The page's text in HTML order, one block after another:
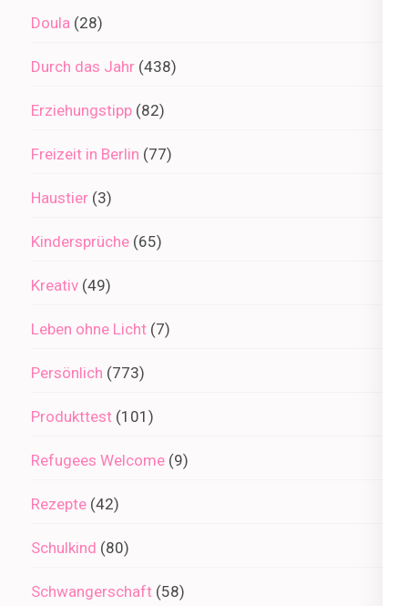
Doula (28)
Durch das Jahr (438)
Erziehungstipp (82)
Freizeit in Berlin (77)
Haustier (3)
Kindersprüche (65)
Kreativ (49)
Leben ohne Licht (7)
Persönlich (773)
Produkttest (101)
Refugees Welcome (9)
Rezepte (42)
Schulkind (80)
Schwangerschaft (58)